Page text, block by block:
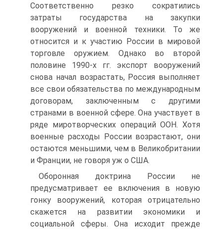
Соответственно резко сократились
затраты государства на закупки
вооружений и военной техники. То же
относится и к участию России в мировой
торговле оружием. Однако во второй
половине 1990-х гг. экспорт вооружений
снова начал возрастать, Россия выполняет
все свои обязательства по международным
договорам, заключенным с другими
странами в военной сфере. Она участвует в
ряде миротворческих операций ООН. Хотя
военные расходы России возрастают, они
остаются меньшими, чем в Великобритании
и Франции, не говоря уж о США.
Оборонная доктрина России не
предусматривает ее включения в новую
гонку вооружений, которая отрицательно
скажется на развитии экономики и
социальной сферы. Она исходит прежде